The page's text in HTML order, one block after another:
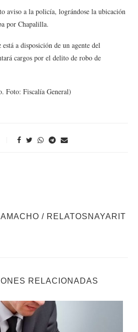
aviso a la policía, lográndose la ubicación
por Chapalilla.
a disposición de un agente del
cargos por el delito de robo de
Foto: Fiscalía General)
/ RELATOSNAYARIT
RELACIONADAS